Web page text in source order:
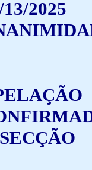
13/2025